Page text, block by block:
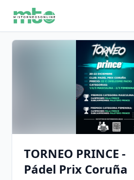
TORNEO PRINCE -
Pádel Prix Coruña